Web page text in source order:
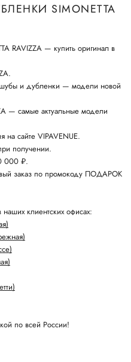
SIMONETTA
RAVIZZA — купить оригинал в
и дубленки — модели новой
— самые актуальные модели
сайте VIPAVENUE.
получении.
000 ₽.
заказ по промокоду ПОДАРОК
наших клиентских офисах:
по всей России!